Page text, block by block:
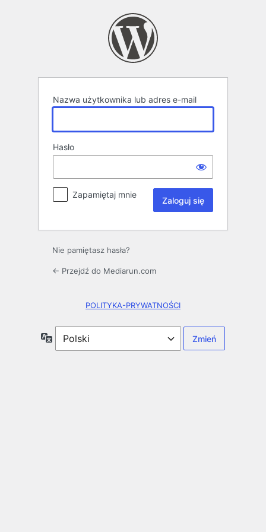
Nazwa użytkownika lub adres e-mail
Hasło
Zapamiętaj mnie
Nie pamiętasz hasła?
← Przejdź do Mediarun.com
POLITYKA-PRYWATNOŚCI
Język